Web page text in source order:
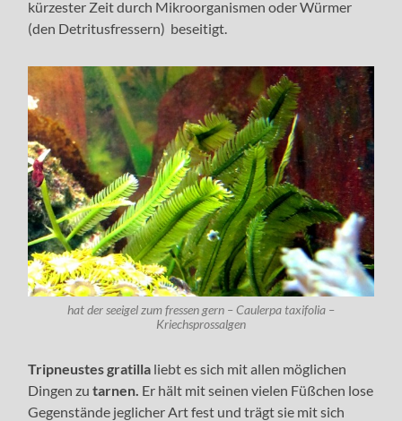
kürzester Zeit durch Mikroorganismen oder Würmer
(den Detritusfressern) beseitigt.
hat der seeigel zum fressen gern – Caulerpa taxifolia –
Kriechsprossalgen
Tripneustes gratilla liebt es sich mit allen möglichen
Dingen zutarnen. Er hält mit seinen vielen Füßchen lose
Gegenstände jeglicher Art fest und trägt sie mit sich